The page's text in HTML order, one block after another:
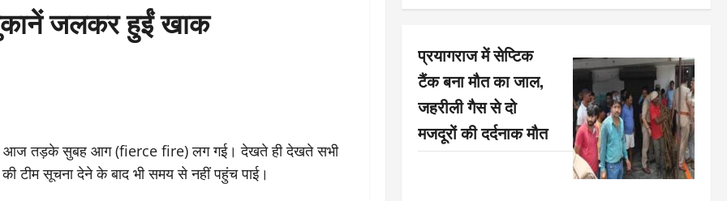
जलकर हुईं खाक
में आज तड़के सुबह आग (fierce fire) लग गई। देखते ही देखते सभी
सूचना देने के बाद भी समय से नहीं पहुंच पाई।
प्रयागराज में सेप्टिक
टैंक बना मौत का जाल,
जहरीली गैस से दो
मजदूरों की दर्दनाक मौत